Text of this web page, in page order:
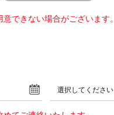
できない場合がございます。
選択してください